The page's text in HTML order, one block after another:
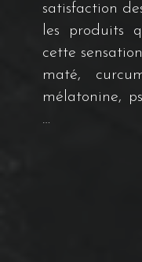
satisfaction
les produits
cette
maté,
mélatonine,
…